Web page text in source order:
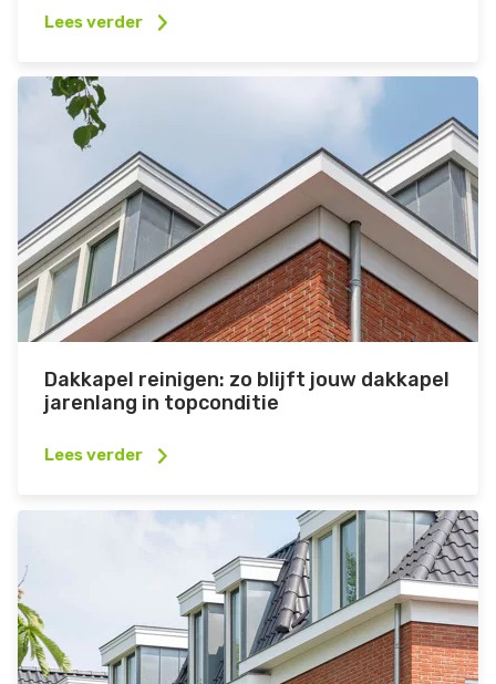
Lees verder
Dakkapel reinigen: zo blijft jouw dakkapel
jarenlang in topconditie
Lees verder